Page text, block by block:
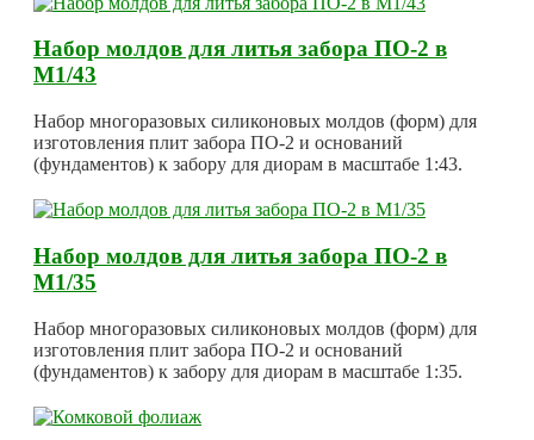
Набор молдов для литья забора ПО-2 в
М1/43
Набор многоразовых силиконовых молдов (форм) для
изготовления плит забора ПО-2 и оснований
(фундаментов) к забору для диорам в масштабе 1:43.
Набор молдов для литья забора ПО-2 в
М1/35
Набор многоразовых силиконовых молдов (форм) для
изготовления плит забора ПО-2 и оснований
(фундаментов) к забору для диорам в масштабе 1:35.